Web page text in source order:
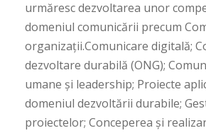
urmăresc dezvoltarea unor
domeniul comunicării precum
organizaţii.Comunicare digitală;
dezvoltare durabilă (ONG);
umane şi leadership; Proiecte
domeniul dezvoltării durabile;
proiectelor; Conceperea şi